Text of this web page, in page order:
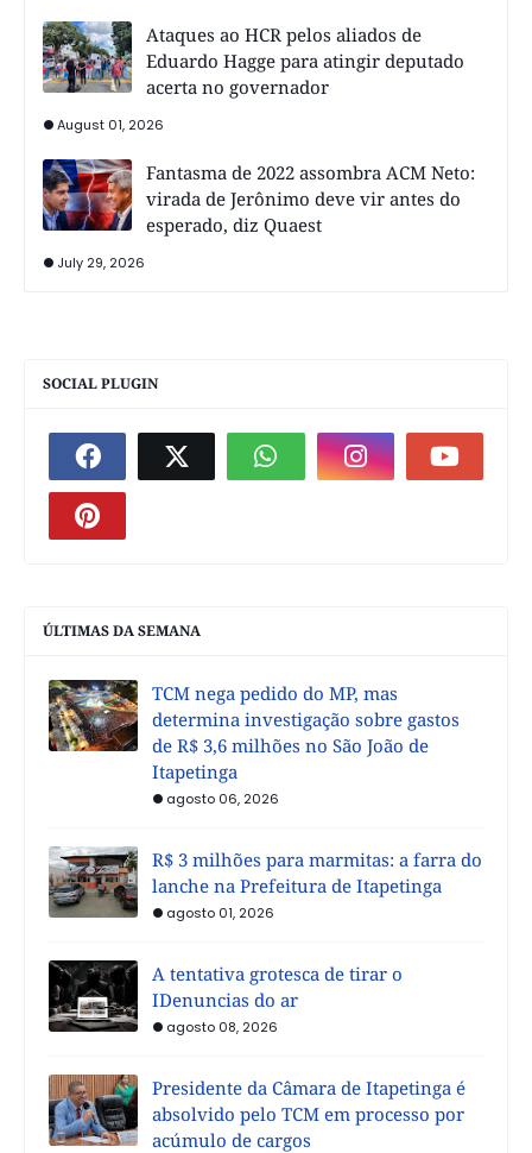
Ataques ao HCR pelos aliados de
Eduardo Hagge para atingir deputado
acerta no governador
August 01, 2026
Fantasma de 2022 assombra ACM Neto:
virada de Jerônimo deve vir antes do
esperado, diz Quaest
July 29, 2026
SOCIAL PLUGIN
ÚLTIMAS DA SEMANA
TCM nega pedido do MP, mas
determina investigação sobre gastos
de R$ 3,6 milhões no São João de
Itapetinga
agosto 06, 2026
R$ 3 milhões para marmitas: a farra do
lanche na Prefeitura de Itapetinga
agosto 01, 2026
A tentativa grotesca de tirar o
IDenuncias do ar
agosto 08, 2026
Presidente da Câmara de Itapetinga é
absolvido pelo TCM em processo por
acúmulo de cargos